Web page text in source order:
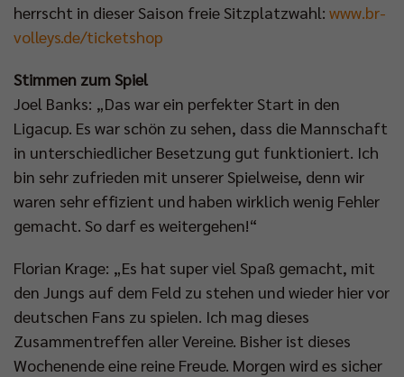
herrscht in dieser Saison freie Sitzplatzwahl: www.br-
volleys.de/ticketshop
Stimmen zum Spiel
Joel Banks: „Das war ein perfekter Start in den
Ligacup. Es war schön zu sehen, dass die Mannschaft
in unterschiedlicher Besetzung gut funktioniert. Ich
bin sehr zufrieden mit unserer Spielweise, denn wir
waren sehr effizient und haben wirklich wenig Fehler
gemacht. So darf es weitergehen!“
Florian Krage: „Es hat super viel Spaß gemacht, mit
den Jungs auf dem Feld zu stehen und wieder hier vor
deutschen Fans zu spielen. Ich mag dieses
Zusammentreffen aller Vereine. Bisher ist dieses
Wochenende eine reine Freude. Morgen wird es sicher